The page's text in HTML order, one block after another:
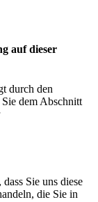
auf dieser
durch den
dem Abschnitt
Sie uns diese
die Sie in